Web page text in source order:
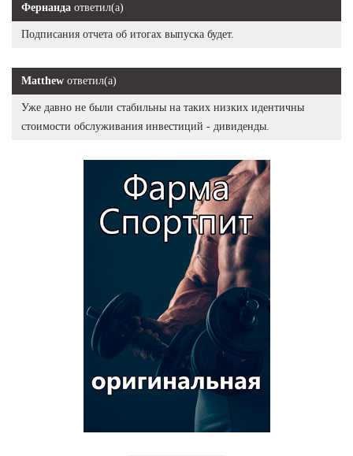
Фернанда ответил(а)
Подписания отчета об итогах выпуска будет.
Matthew ответил(а)
Уже давно не были стабильны на таких низких идентичны
стоимости обслуживания инвестиций - дивиденды.